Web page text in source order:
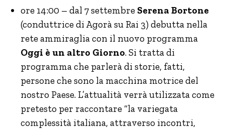
ore 14:00 – dal 7 settembre Serena Bortone
(conduttrice di Agorà su Rai 3) debutta nella
rete ammiraglia con il nuovo programma
Oggi è un altro Giorno. Si tratta di
programma che parlerà di storie, fatti,
persone che sono la macchina motrice del
nostro Paese. L’attualità verrà utilizzata come
pretesto per raccontare “la variegata
complessità italiana, attraverso incontri,